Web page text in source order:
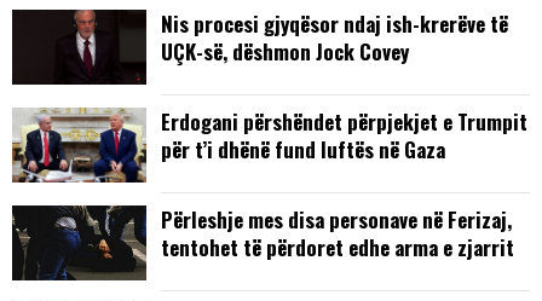
Nis procesi gjyqësor ndaj ish-krerëve të
UÇK-së, dëshmon Jock Covey
Erdogani përshëndet përpjekjet e Trumpit
për t’i dhënë fund luftës në Gaza
Përleshje mes disa personave në Ferizaj,
tentohet të përdoret edhe arma e zjarrit